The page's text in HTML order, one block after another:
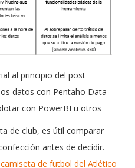
al principio del post
datos con Pentaho Data
con PowerBI u otros
de club, es útil comparar
antes de decidir.
camiseta de futbol del Atlético